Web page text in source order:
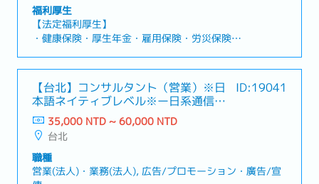
WhatsApp（台湾および海外市場向け）のSNS運営を担
当し、コンテンツ企画、投稿管理、クリエイティブの品
質管理を実施。・ショート動画（Reels）の企画・制作：
SNSトレンドや話題を分析し、チームメンバーと連携し
て企画・撮影・編集・効果検証まで一貫して担当。高い
ロジェクトの運営および顧客対応：複数業界の案件を並
行して進行し、クライアントとの円滑なコミュニケーシ
ョンや要件調整、進行管理を担当。・データ分析および
SNS施策の改善：SNS運用データを定期的に分析し、レ
率、コンバージョン率（CVR）などの指標をもとに、運
用戦略を継続的に改善。・海外プロジェクトへの参画：
福利厚生
【法定福利厚生】
・健康保険・厚生年金・雇用保険・労災保険
・各種休暇制度（有給休暇、慶弔休暇、生理休暇、産前
産後休暇、育児休暇など）
・退職金制度
【会社福利厚生】
・賞与（年2回支給、個人評価および会社業績により決
定）
・月次業績達成ボーナス
・リフレッシュ手当
【台北】コンサルタント（営業）※日
本語ネイティブレベル※ー日系通信販
売支援会社
ID:19041
35,000 NTD ~ 60,000 NTD
台北
職種
営業(法人)・業務(法人), 広告/プロモーション・廣告/宣